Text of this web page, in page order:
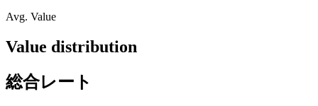
Avg. Value
Value distribution
総合レート